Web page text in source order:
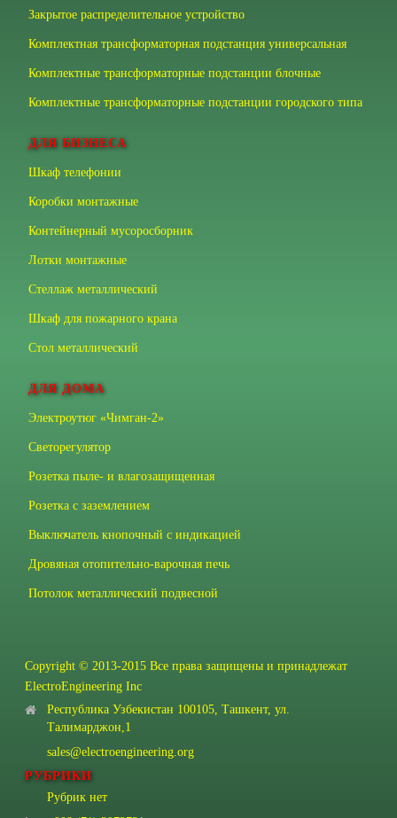
Закрытое распределительное устройство
Комплектная трансформаторная подстанция универсальная
Комплектные трансформаторные подстанции блочные
Комплектные трансформаторные подстанции городского типа
ДЛЯ БИЗНЕСА
Шкаф телефонии
Коробки монтажные
Контейнерный мусоросборник
Лотки монтажные
Стеллаж металлический
Шкаф для пожарного крана
Стол металлический
ДЛЯ ДОМА
Электроутюг «Чимган-2»
Светорегулятор
Розетка пыле- и влагозащищенная
Розетка с заземлением
Выключатель кнопочный с индикацией
Дровяная отопительно-варочная печь
Потолок металлический подвесной
Copyright © 2013-2015 Все права защищены и принадлежат
ElectroEngineering Inc
Республика Узбекистан 100105, Ташкент, ул.
Талимарджон,1
sales@electroengineering.org
РУБРИКИ
Рубрик нет